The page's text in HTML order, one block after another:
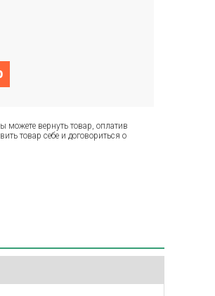
можете вернуть товар, оплатив
товар себе и договориться о